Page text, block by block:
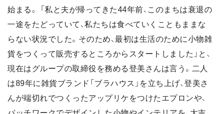
始まる。 「私と夫が帰ってきた44年前、このまちは衰退の
一途をたどっていて、私たちは食べていくこともままな
らない状況でした。そのため、最初は生活のために小物雑
貨をつくって販売するところからスタートしました」と、
現在はグループの取締役を務める登美さんは言う。二人
は89年に雑貨ブランド「ブラハウス」を立ち上げ、登美さ
んが端切れでつくったアップリケをつけたエプロンや、